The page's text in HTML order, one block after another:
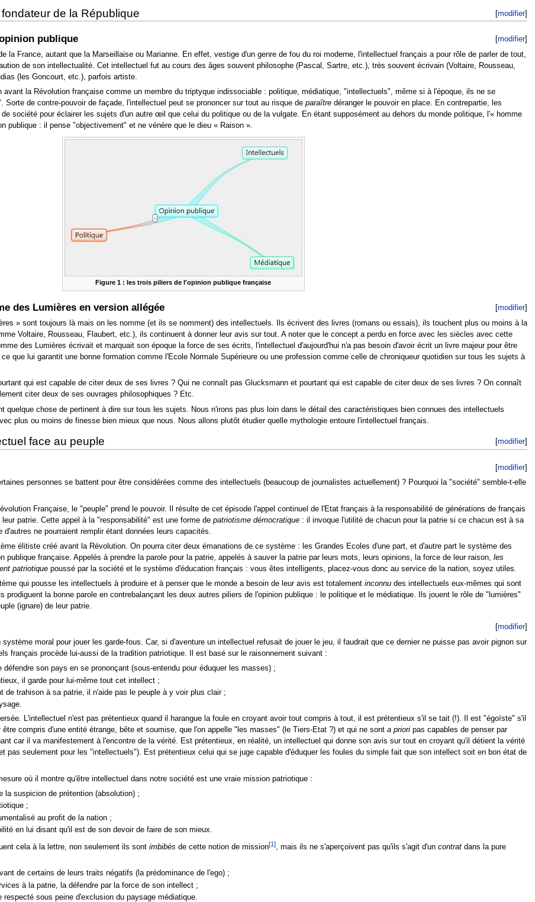
[modifier]
de la République
[modifier]
publique
la France, autant que la Marseillaise ou Marianne. En effet, vestige d'un genre de fou du roi moderne, l'intellectuel français a pour rôle de parler de tout,
de son intellectualité. Cet intellectuel fut au cours des âges souvent philosophe (Pascal, Sartre, etc.), très souvent écrivain (Voltaire, Rousseau,
(les Goncourt, etc.), parfois artiste.
la Révolution française comme un membre du triptyque indissociable : politique, médiatique, "intellectuels", même si à l'époque, ils ne se
de contre-pouvoir de façade, l'intellectuel peut se prononcer sur tout au risque de paraîtredéranger le pouvoir en place. En contrepartie, les
société pour éclairer les sujets d'un autre œil que celui du politique ou de la vulgate. En étant supposément au dehors du monde politique, l'« homme
publique : il pense "objectivement" et ne vénère que le dieu « Raison ».
Figure 1 : les trois piliers de l'opinion publique française
[modifier]
des Lumières en version allégée
»sont toujours là mais on les nomme (et ils se nomment) des intellectuels. Ils écrivent des livres (romans ou essais), ils touchent plus ou moins à la
Voltaire, Rousseau, Flaubert, etc.), ils continuent à donner leur avis sur tout. A noter que le concept a perdu en force avec les siècles avec cette
des Lumières écrivait et marquait son époque la force de ses écrits, l'intellectuel d'aujourd'hui n'a pas besoin d'avoir écrit un livre majeur pour être
que lui garantit une bonne formation comme l'Ecole Normale Supérieure ou une profession comme celle de chroniqueur quotidien sur tous les sujets à
qui est capable de citer deux de ses livres ? Qui ne connaît pas Glucksmann et pourtant qui est capable de citer deux de ses livres ? On connaît
citer deux de ses ouvrages philosophiques ? Etc.
quelque chose de pertinent à dire sur tous les sujets. Nous n'irons pas plus loin dans le détail des caractéristiques bien connues des intellectuels
plus ou moins de finesse bien mieux que nous. Nous allons plutôt étudier quelle mythologie entoure l'intellectuel français.
[modifier]
face au peuple
[modifier]
personnes se battent pour être considérées comme des intellectuels (beaucoup de journalistes actuellement) ? Pourquoi la "société" semble-t-elle
Française, le "peuple" prend le pouvoir. Il résulte de cet épisode l'appel continuel de l'Etat français à la responsabilité de générations de français
patrie. Cette appel à la "responsabilité" est une forme de patriotisme démocratique: il invoque l'utilité de chacun pour la patrie si ce chacun est à sa
ne pourraient remplir étant données leurs capacités.
élitiste créé avant la Révolution. On pourra citer deux émanations de ce système : les Grandes Ecoles d'une part, et d'autre part le système des
publique française. Appelés à prendre la parole pour la patrie, appelés à sauver la patrie par leurs mots, leurs opinions, la force de leur raison, les
patriotiquepoussé par la société et le système d'éducation français : vous êtes intelligents, placez-vous donc au service de la nation, soyez utiles.
qui pousse les intellectuels à produire et à penser que le monde a besoin de leur avis est totalement inconnudes intellectuels eux-mêmes qui sont
prodiguent la bonne parole en contrebalançant les deux autres piliers de l'opinion publique : le politique et le médiatique. Ils jouent le rôle de "lumières"
(ignare) de leur patrie.
[modifier]
moral pour jouer les garde-fous. Car, si d'aventure un intellectuel refusait de jouer le jeu, il faudrait que ce dernier ne puisse pas avoir pignon sur
français procède lui-aussi de la tradition patriotique. Il est basé sur le raisonnement suivant :
son pays en se prononçant (sous-entendu pour éduquer les masses) ;
il garde pour lui-même tout cet intellect ;
de trahison à sa patrie, il n'aide pas le peuple à y voir plus clair ;
L'intellectuel n'est pas prétentieux quand il harangue la foule en croyant avoir tout compris à tout, il est prétentieux s'il se tait (!). Il est "égoïste" s'il
compris d'une entité étrange, bête et soumise, que l'on appelle "les masses" (le Tiers-Etat ?) et qui ne sont a prioripas capables de penser par
car il va manifestement à l'encontre de la vérité. Est prétentieux, en réalité, un intellectuel qui donne son avis sur tout en croyant qu'il détient la vérité
pas seulement pour les "intellectuels"). Est prétentieux celui qui se juge capable d'éduquer les foules du simple fait que son intellect soit en bon état de
où il montre qu'être intellectuel dans notre société est une vraie mission patriotique :
la suspicion de prétention (absolution) ;
;
au profit de la nation ;
en lui disant qu'il est de son devoir de faire de son mieux.
cela à la lettre, non seulement ils sont imbibés de cette notion de mission[1], mais ils ne s'aperçoivent pas qu'ils s'agit d'un contratdans la pure
de certains de leurs traits négatifs (la prédominance de l'ego) ;
à la patrie, la défendre par la force de son intellect ;
respecté sous peine d'exclusion du paysage médiatique.